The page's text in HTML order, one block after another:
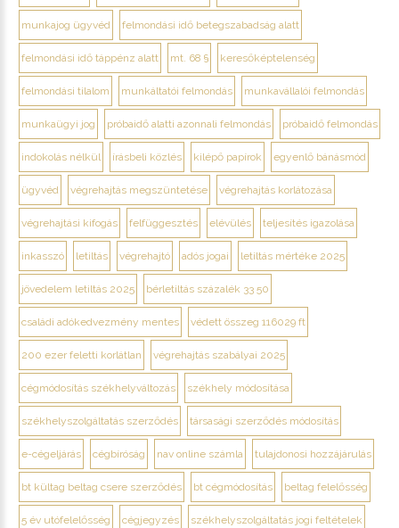
munkajog ügyvéd felmondási idő betegszabadság alatt
felmondási idő táppénz alatt mt. 68 § keresőképtelenség
felmondási tilalom munkáltatói felmondás munkavállalói felmondás
munkaügyi jog próbaidő alatti azonnali felmondás próbaidő felmondás
indokolás nélkül írásbeli közlés kilépő papírok egyenlő bánásmód
ügyvéd végrehajtás megszüntetése végrehajtás korlátozása
végrehajtási kifogás felfüggesztés elévülés teljesítés igazolása
inkasszó letiltás végrehajtó adós jogai letiltás mértéke 2025
jövedelem letiltás 2025 bérletiltás százalék 33 50
családi adókedvezmény mentes védett összeg 116029 ft
200 ezer feletti korlátlan végrehajtás szabályai 2025
cégmódosítás székhelyváltozás székhely módosítása
székhelyszolgáltatás szerződés társasági szerződés módosítás
e-cégeljárás cégbíróság nav online számla tulajdonosi hozzájárulás
bt kültag beltag csere szerződés bt cégmódosítás beltag felelősség
5 év utófelelősség cégjegyzés székhelyszolgáltatás jogi feltételek